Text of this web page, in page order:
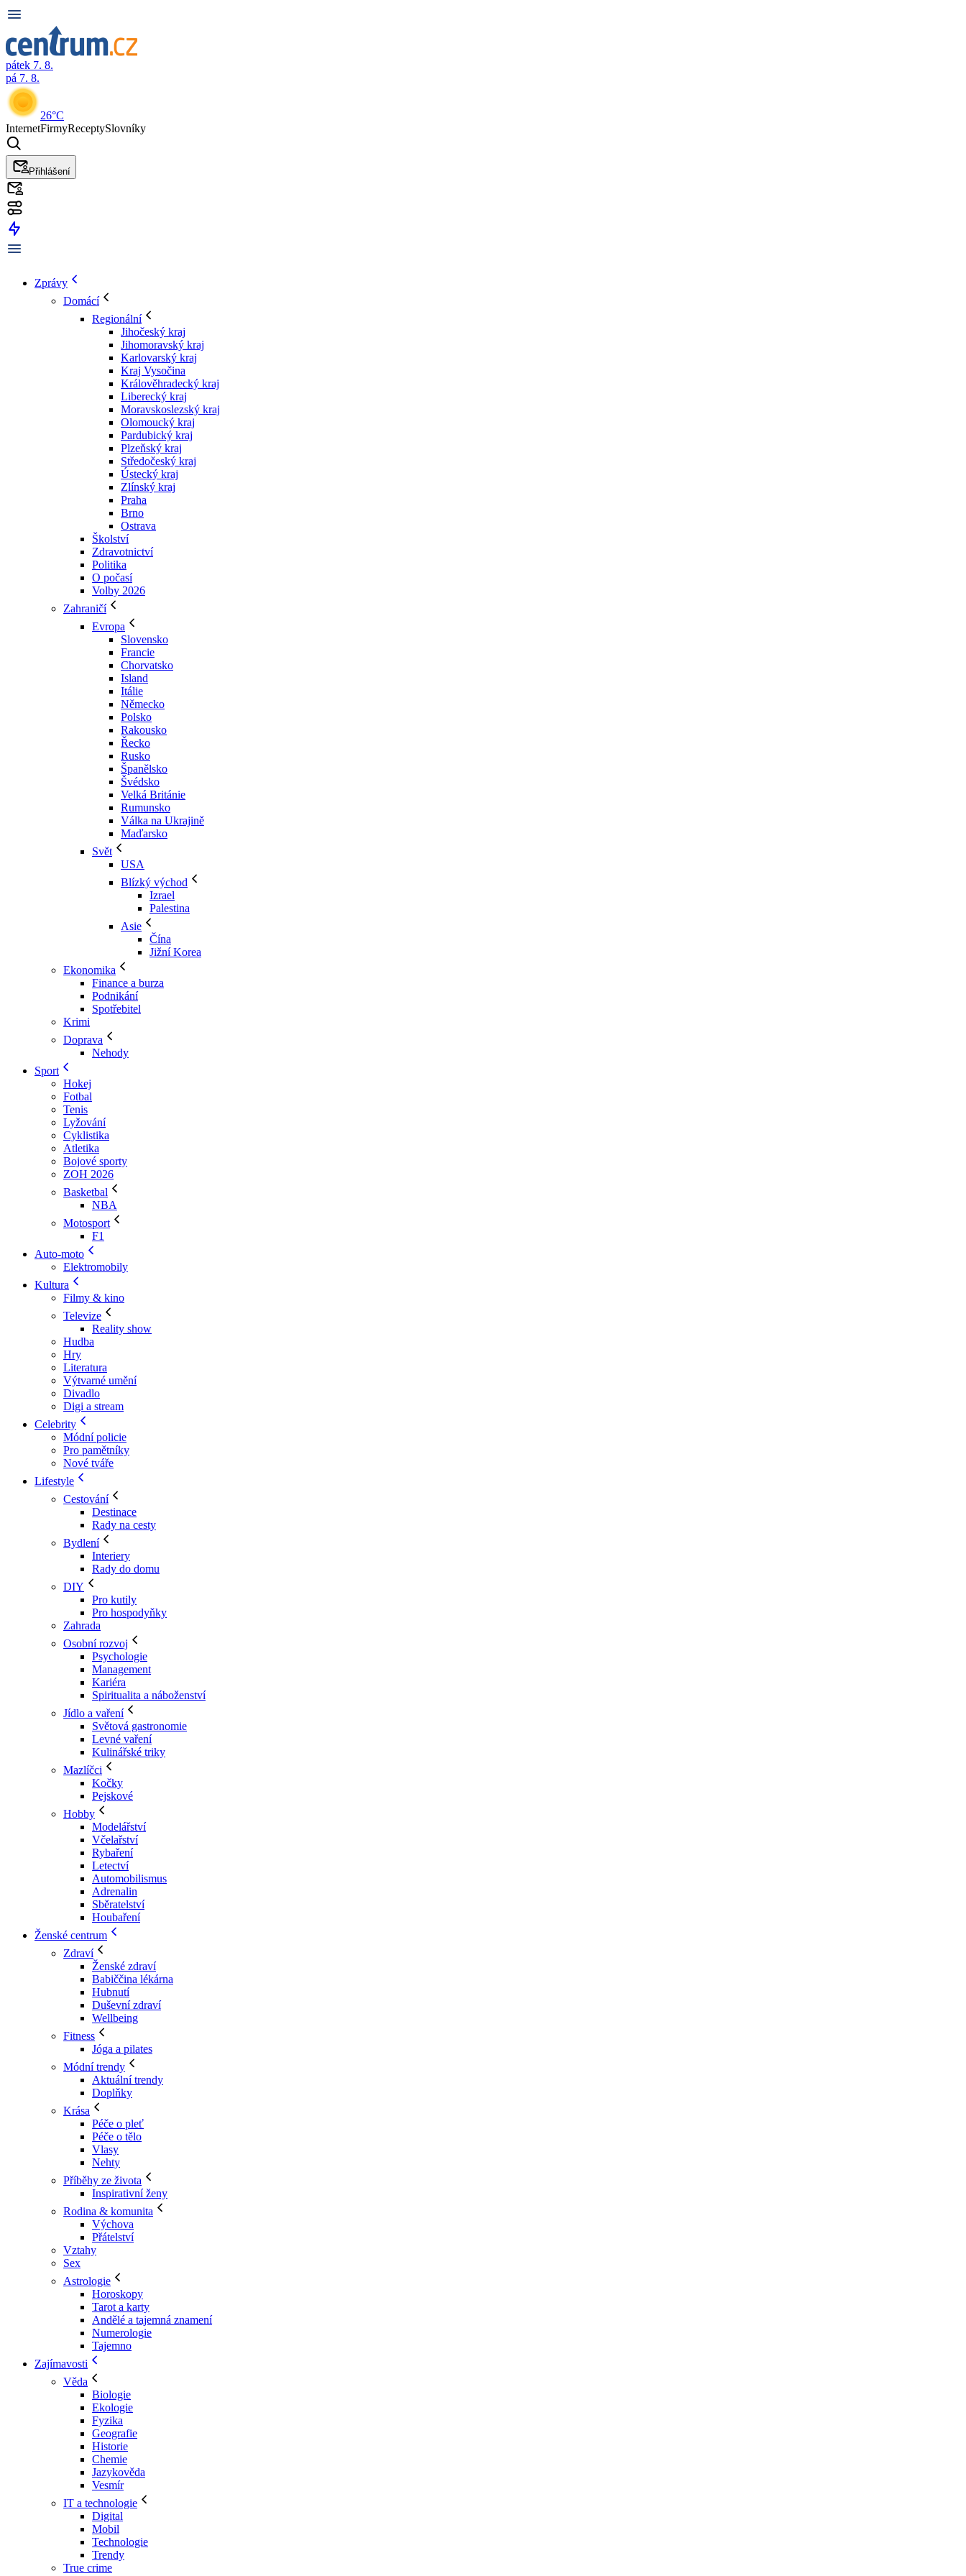
pátek 7. 8.
pá 7. 8.
26°C
InternetFirmyReceptySlovníky
Přihlášení
Zprávy
Domácí
Regionální
Jihočeský kraj
Jihomoravský kraj
Karlovarský kraj
Kraj Vysočina
Králověhradecký kraj
Liberecký kraj
Moravskoslezský kraj
Olomoucký kraj
Pardubický kraj
Plzeňský kraj
Středočeský kraj
Ústecký kraj
Zlínský kraj
Praha
Brno
Ostrava
Školství
Zdravotnictví
Politika
O počasí
Volby 2026
Zahraničí
Evropa
Slovensko
Francie
Chorvatsko
Island
Itálie
Německo
Polsko
Rakousko
Řecko
Rusko
Španělsko
Švédsko
Velká Británie
Rumunsko
Válka na Ukrajině
Maďarsko
Svět
USA
Blízký východ
Izrael
Palestina
Asie
Čína
Jižní Korea
Ekonomika
Finance a burza
Podnikání
Spotřebitel
Krimi
Doprava
Nehody
Sport
Hokej
Fotbal
Tenis
Lyžování
Cyklistika
Atletika
Bojové sporty
ZOH 2026
Basketbal
NBA
Motosport
F1
Auto-moto
Elektromobily
Kultura
Filmy & kino
Televize
Reality show
Hudba
Hry
Literatura
Výtvarné umění
Divadlo
Digi a stream
Celebrity
Módní policie
Pro pamětníky
Nové tváře
Lifestyle
Cestování
Destinace
Rady na cesty
Bydlení
Interiery
Rady do domu
DIY
Pro kutily
Pro hospodyňky
Zahrada
Osobní rozvoj
Psychologie
Management
Kariéra
Spiritualita a náboženství
Jídlo a vaření
Světová gastronomie
Levné vaření
Kulinářské triky
Mazlíčci
Kočky
Pejskové
Hobby
Modelářství
Včelařství
Rybaření
Letectví
Automobilismus
Adrenalin
Sběratelství
Houbaření
Ženské centrum
Zdraví
Ženské zdraví
Babiččina lékárna
Hubnutí
Duševní zdraví
Wellbeing
Fitness
Jóga a pilates
Módní trendy
Aktuální trendy
Doplňky
Krása
Péče o pleť
Péče o tělo
Vlasy
Nehty
Příběhy ze života
Inspirativní ženy
Rodina & komunita
Výchova
Přátelství
Vztahy
Sex
Astrologie
Horoskopy
Tarot a karty
Andělé a tajemná znamení
Numerologie
Tajemno
Zajímavosti
Věda
Biologie
Ekologie
Fyzika
Geografie
Historie
Chemie
Jazykověda
Vesmír
IT a technologie
Digital
Mobil
Technologie
Trendy
True crime